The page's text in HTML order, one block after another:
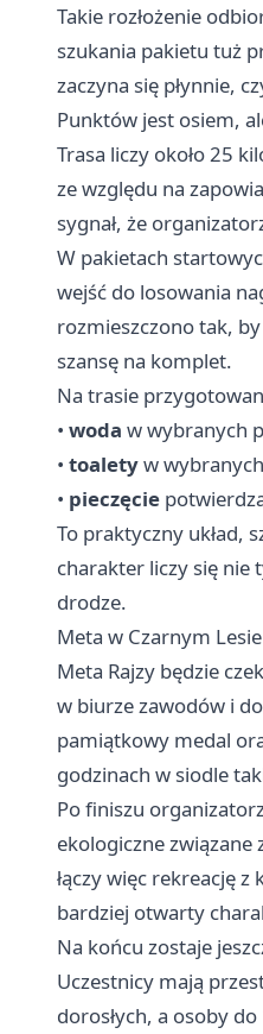
Takie rozłożenie
szukania pakietu tuż
zaczyna się płynnie,
Punktów jest osiem,
Trasa liczy około 25
ze względu na
sygnał, że
W pakietach
wejść do losowania
rozmieszczono tak,
szansę na komplet.
Na trasie
• woda w wybranych
• toaletyw
• pieczęcie
To praktyczny układ,
charakter liczy się nie
drodze.
Meta w Czarnym
Meta Rajzy będzie
w biurze zawodów i
pamiątkowy medal
godzinach w siodle
Po finiszu
ekologiczne
łączy więc rekreację
bardziej otwarty
Na końcu zostaje
Uczestnicy mają
dorosłych, a osoby